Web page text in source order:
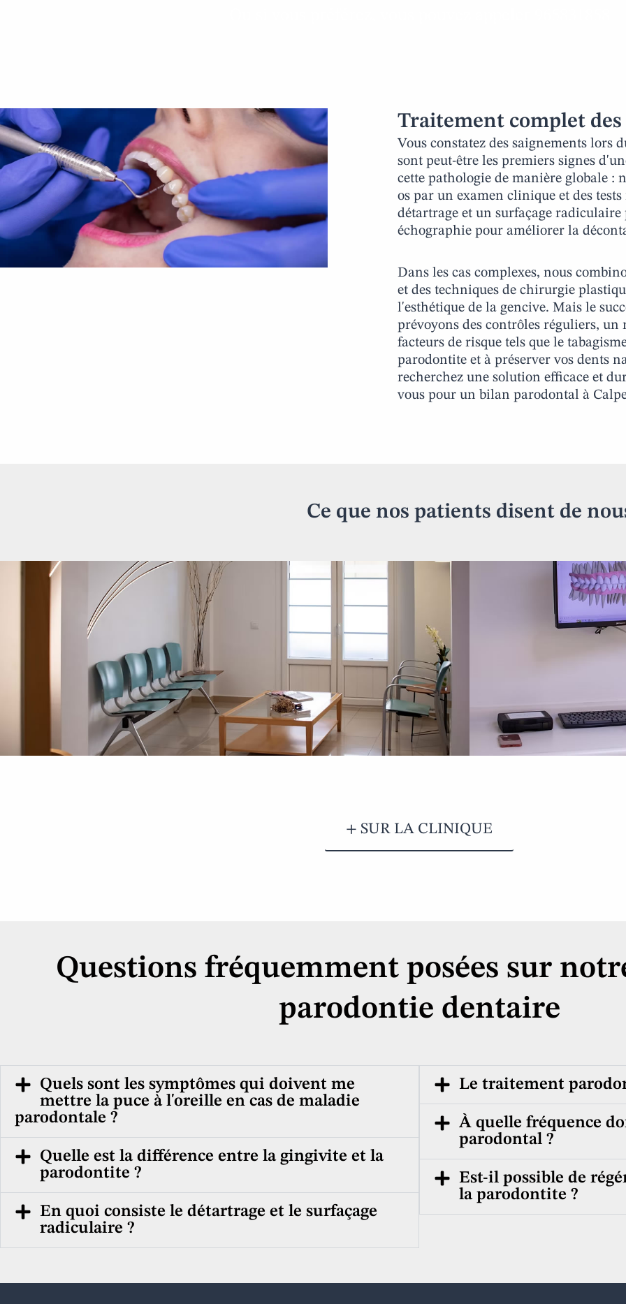
Traitement complet des
Vous constatez des saignements lors
sont peut-être les premiers signes
cette pathologie de manière globale :
os par un examen clinique et des
détartrage et un surfaçage
échographie pour améliorer la
Dans les cas complexes, nous
et des techniques de chirurgie
l'esthétique de la gencive. Mais le
prévoyons des contrôles réguliers,
facteurs de risque tels que le
parodontite et à préserver vos dents
recherchez une solution efficace et
vous pour un bilan parodontal à
Ce que nos patients disent de
+ SUR LA CLINIQUE
Questions fréquemment posées sur
parodontie dentaire
Quels sont les symptômes qui doivent me
mettre la puce à l'oreille en cas de maladie
parodontale ?
Quelle est la différence entre la gingivite et la
parodontite ?
En quoi consiste le détartrage et le surfaçage
radiculaire ?
Le traitement
À quelle fréquence
parodontal ?
Est-il possible de
la parodontite ?